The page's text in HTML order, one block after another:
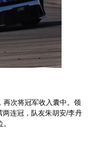
再次将冠军收入囊中。领
连冠，队友朱胡安/李丹